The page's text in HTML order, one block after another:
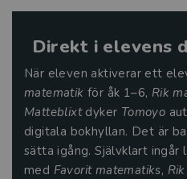
Direkt i elevens
När eleven aktiverar ett
matematik för åk 1–6, Rik
Matteblixtdyker Tomoyo
digitala bokhyllan. Det är
sätta igång. Självklart ingår
med Favorit matematiks,